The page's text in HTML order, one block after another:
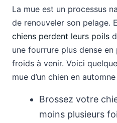
La mue est un processus
de renouveler son pelage.
chiens perdent leurs poils
une fourrure plus dense
froids à venir. Voici
mue d’un chien en automne
Brossez votre
moins plusieurs